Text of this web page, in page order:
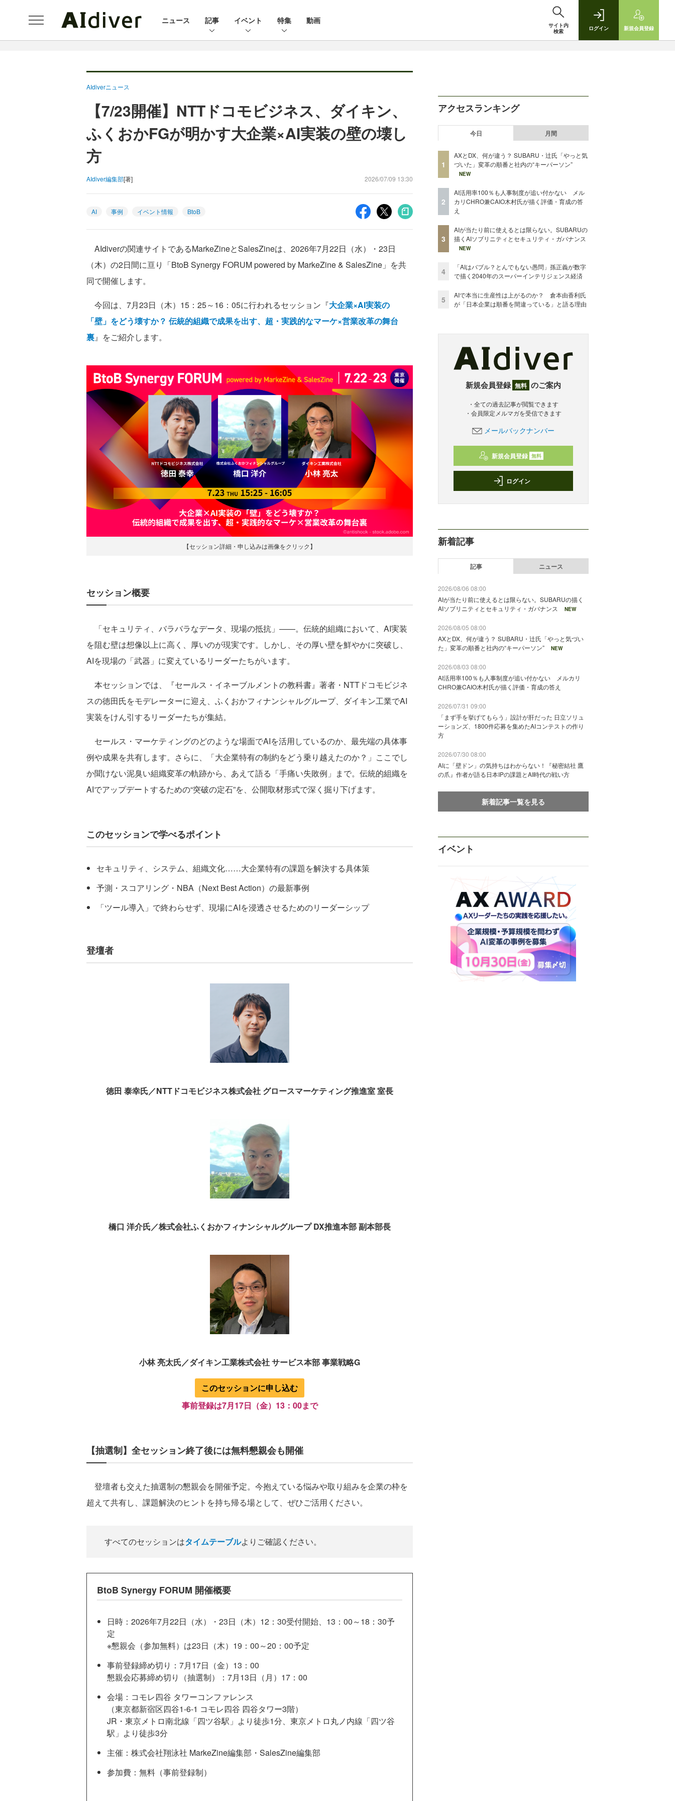
ニュース 記事 イベント 特集 動画
サイト内
検索
ログイン 新規会員登録
AIdiverニュース
【7/23開催】NTTドコモビジネス、ダイキン、
ふくおかFGが明かす大企業×AI実装の壁の壊し
方
AIdiver編集部[著] 2026/07/09 13:30
AI 事例 イベント情報 BtoB
AIdiverの関連サイトであるMarkeZineとSalesZineは、2026年7月22日（水）・23日
（木）の2日間に亘り「BtoB Synergy FORUM powered by MarkeZine & SalesZine」を共
同で開催します。
今回は、7月23日（木）15：25～16：05に行われるセッション『大企業×AI実装の
「壁」をどう壊すか？ 伝統的組織で成果を出す、超・実践的なマーケ×営業改革の舞台
裏』をご紹介します。
【セッション詳細・申し込みは画像をクリック】
セッション概要
「セキュリティ、バラバラなデータ、現場の抵抗」——。伝統的組織において、AI実装
を阻む壁は想像以上に高く、厚いのが現実です。しかし、その厚い壁を鮮やかに突破し、
AIを現場の「武器」に変えているリーダーたちがいます。
本セッションでは、『セールス・イネーブルメントの教科書』著者・NTTドコモビジネ
スの徳田氏をモデレーターに迎え、ふくおかフィナンシャルグループ、ダイキン工業でAI
実装をけん引するリーダーたちが集結。
セールス・マーケティングのどのような場面でAIを活用しているのか、最先端の具体事
例や成果を共有します。さらに、「大企業特有の制約をどう乗り越えたのか？」ここでし
か聞けない泥臭い組織変革の軌跡から、あえて語る「手痛い失敗例」まで。伝統的組織を
AIでアップデートするための“突破の定石”を、公開取材形式で深く掘り下げます。
このセッションで学べるポイント
セキュリティ、システム、組織文化……大企業特有の課題を解決する具体策
予測・スコアリング・NBA（Next Best Action）の最新事例
「ツール導入」で終わらせず、現場にAIを浸透させるためのリーダーシップ
登壇者
徳田 泰幸氏／NTTドコモビジネス株式会社 グロースマーケティング推進室 室長
橋口 洋介氏／株式会社ふくおかフィナンシャルグループ DX推進本部 副本部長
小林 亮太氏／ダイキン工業株式会社 サービス本部 事業戦略G
このセッションに申し込む
事前登録は7月17日（金）13：00まで
【抽選制】全セッション終了後には無料懇親会も開催
登壇者も交えた抽選制の懇親会を開催予定。今抱えている悩みや取り組みを企業の枠を
超えて共有し、課題解決のヒントを持ち帰る場として、ぜひご活用ください。
すべてのセッションはタイムテーブルよりご確認ください。
BtoB Synergy FORUM 開催概要
日時：2026年7月22日（水）・23日（木）12：30受付開始、13：00～18：30予
定
※懇親会（参加無料）は23日（木）19：00～20：00予定
事前登録締め切り：7月17日（金）13：00
懇親会応募締め切り（抽選制）：7月13日（月）17：00
会場：コモレ四谷 タワーコンファレンス
（東京都新宿区四谷1-6-1 コモレ四谷 四谷タワー3階）
JR・東京メトロ南北線「四ツ谷駅」より徒歩1分、東京メトロ丸ノ内線「四ツ谷
駅」より徒歩3分
主催：株式会社翔泳社 MarkeZine編集部・SalesZine編集部
参加費：無料（事前登録制）
アクセスランキング
今日 月間
1
AXとDX、何が違う？ SUBARU・辻氏「やっと気
づいた」変革の順番と社内の“キーパーソン”
NEW
2
AI活用率100％も人事制度が追い付かない メル
カリCHRO兼CAIO木村氏が描く評価・育成の答
え
3
AIが当たり前に使えるとは限らない。SUBARUの
描くAIソブリニティとセキュリティ・ガバナンス
NEW
4
「AIはバブル？とんでもない愚問」孫正義が数字
で描く2040年のスーパーインテリジェンス経済
5
AIで本当に生産性は上がるのか？ 倉本由香利氏
が「日本企業は順番を間違っている」と語る理由
新規会員登録 無料 のご案内
・全ての過去記事が閲覧できます
・会員限定メルマガを受信できます
メールバックナンバー
新規会員登録 無料
ログイン
新着記事
記事 ニュース
2026/08/06 08:00
AIが当たり前に使えるとは限らない。SUBARUの描く
AIソブリニティとセキュリティ・ガバナンス
NEW
2026/08/05 08:00
AXとDX、何が違う？ SUBARU・辻氏「やっと気づい
た」変革の順番と社内の“キーパーソン”
NEW
2026/08/03 08:00
AI活用率100％も人事制度が追い付かない メルカリ
CHRO兼CAIO木村氏が描く評価・育成の答え
2026/07/31 09:00
「まず手を挙げてもらう」設計が肝だった 日立ソリュ
ーションズ、1800件応募を集めたAIコンテストの作り
方
2026/07/30 08:00
AIに「壁ドン」の気持ちはわからない！『秘密結社 鷹
の爪』作者が語る日本IPの課題とAI時代の戦い方
新着記事一覧を見る
イベント